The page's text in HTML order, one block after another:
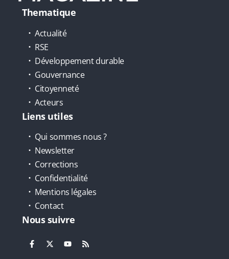
Thematique
Actualité
RSE
Développement durable
Gouvernance
Citoyenneté
Acteurs
Liens utiles
Qui sommes nous ?
Newsletter
Corrections
Confidentialité
Mentions légales
Contact
Nous suivre